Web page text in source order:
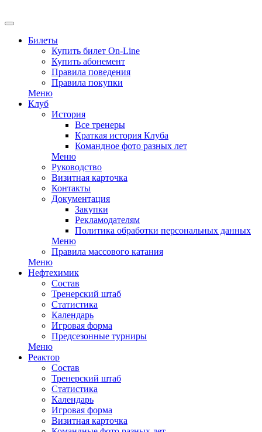
Билеты
Купить билет On-Line
Купить абонемент
Правила поведения
Правила покупки
Меню
Клуб
История
Все тренеры
Краткая история Клуба
Командное фото разных лет
Меню
Руководство
Визитная карточка
Контакты
Документация
Закупки
Рекламодателям
Политика обработки персональных данных
Меню
Правила массового катания
Меню
Нефтехимик
Состав
Тренерский штаб
Статистика
Календарь
Игровая форма
Предсезонные турниры
Меню
Реактор
Состав
Тренерский штаб
Статистика
Календарь
Игровая форма
Визитная карточка